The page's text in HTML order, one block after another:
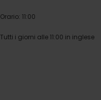
Orario: 11:00
Tutti i giorni alle 11:00 in inglese